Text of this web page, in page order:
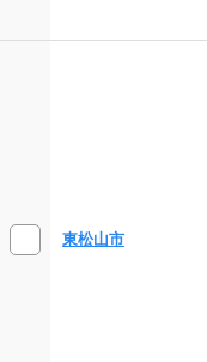
東松山市